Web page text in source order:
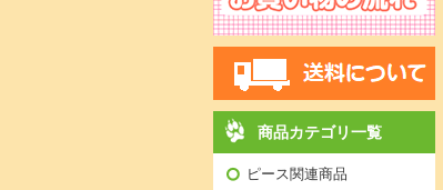
商品カテゴリ一覧
ピース関連商品